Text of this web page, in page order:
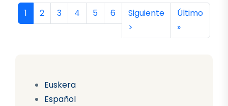
Euskera
Español
Paginación
Página actual
1 Página
2 Página
3 Página
4 Página
5 Página
6 Siguiente página
Siguiente
>
Última
Último
»